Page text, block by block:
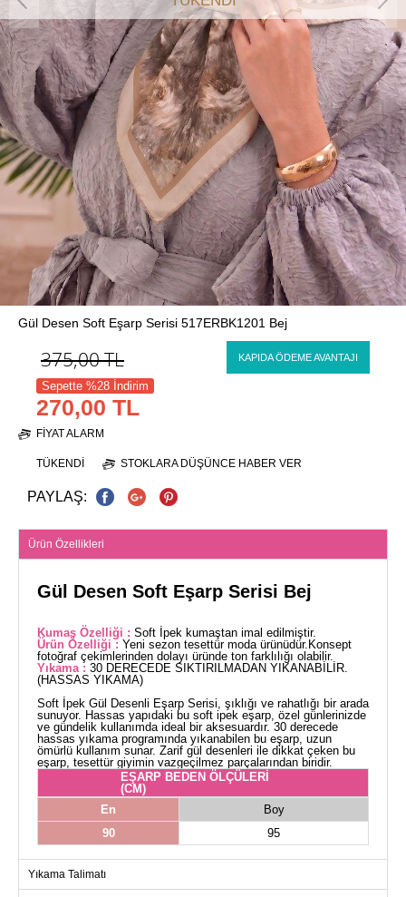
Gül Desen Soft Eşarp Serisi 517ERBK1201 Bej
375,00TL KAPIDA ÖDEME AVANTAJI
Sepette %28 İndirim
270,00 TL
FIYAT ALARM
TÜKENDI STOKLARA DÜŞÜNCE HABER VER
PAYLAŞ:
Ürün Özellikleri
Gül Desen Soft Eşarp Serisi Bej
Kumaş Özelliği : Soft İpek kumaştan imal edilmiştir.
Ürün Özelliği : Yeni sezon tesettür moda ürünüdür.Konsept
fotoğraf çekimlerinden dolayı üründe ton farklılığı olabilir.
Yıkama : 30 DERECEDE SIKTIRILMADAN YIKANABİLİR.
(HASSAS YIKAMA)
Soft İpek Gül Desenli Eşarp Serisi, şıklığı ve rahatlığı bir arada
sunuyor. Hassas yapıdaki bu soft ipek eşarp, özel günlerinizde
ve gündelik kullanımda ideal bir aksesuardır. 30 derecede
hassas yıkama programında yıkanabilen bu eşarp, uzun
ömürlü kullanım sunar. Zarif gül desenleri ile dikkat çeken bu
eşarp, tesettür giyimin vazgeçilmez parçalarından biridir.
EŞARP BEDEN ÖLÇÜLERİ
(CM)
En
Boy
90
95
Yıkama Talimatı